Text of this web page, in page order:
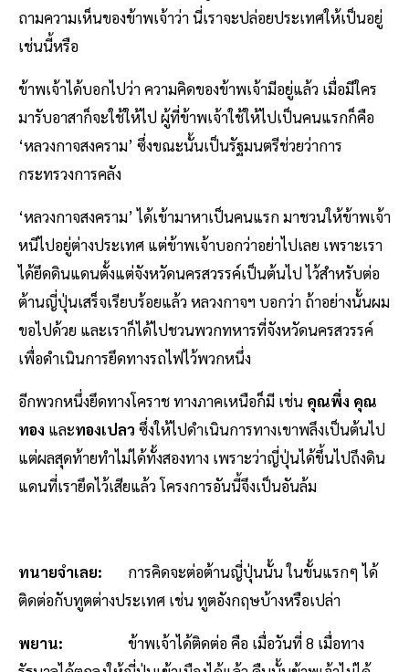
ถามความเห็นของข้าพเจ้าว่า นี่เราจะปล่อยประเทศให้เป็นอยู่
เช่นนี้หรือ
ข้าพเจ้าได้บอกไปว่า ความคิดของข้าพเจ้ามีอยู่แล้ว เมื่อมีใคร
มารับอาสาก็จะใช้ให้ไป ผู้ที่ข้าพเจ้าใช้ให้ไปเป็นคนแรกก็คือ
‘หลวงกาจสงคราม’ ซึ่งขณะนั้นเป็นรัฐมนตรีช่วยว่าการ
กระทรวงการคลัง
‘หลวงกาจสงคราม’ ได้เข้ามาหาเป็นคนแรก มาชวนให้ข้าพเจ้า
หนีไปอยู่ต่างประเทศ แต่ข้าพเจ้าบอกว่าอย่าไปเลย เพราะเรา
ได้ยึดดินแดนตั้งแต่จังหวัดนครสวรรค์เป็นต้นไป ไว้สำหรับต่อ
ต้านญี่ปุ่นเสร็จเรียบร้อยแล้ว หลวงกาจฯ บอกว่า ถ้าอย่างนั้นผม
ขอไปด้วย และเราก็ได้ไปชวนพวกทหารที่จังหวัดนครสวรรค์
เพื่อดำเนินการยึดทางรถไฟไว้พวกหนึ่ง
อีกพวกหนึ่งยึดทางโคราช ทางภาคเหนือก็มี เช่น คุณพึ่ง คุณ
ทอง และทองเปลว ซึ่งให้ไปดำเนินการทางเขาพลึงเป็นต้นไป
แต่ผลสุดท้ายทำไม่ได้ทั้งสองทาง เพราะว่าญี่ปุ่นได้ขึ้นไปถึงดิน
แดนที่เรายึดไว้เสียแล้ว โครงการอันนี้จึงเป็นอันล้ม
ทนายจำเลย:
การคิดจะต่อต้านญี่ปุ่นนั้น ในขั้นแรกๆ ได้
ติดต่อกับทูตต่างประเทศ เช่น ทูตอังกฤษบ้างหรือเปล่า
พยาน:
ข้าพเจ้าได้ติดต่อ คือ เมื่อวันที่ 8 เมื่อทาง